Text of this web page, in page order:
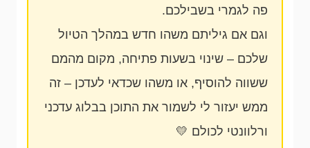
פה לגמרי בשבילכם.
וגם אם גיליתם משהו חדש במהלך הטיול
שלכם – שינוי בשעות פתיחה, מקום מהמם
ששווה להוסיף, או משהו שכדאי לעדכן – זה
ממש יעזור לי לשמור את התוכן בבלוג עדכני
ורלוונטי לכולם 💛